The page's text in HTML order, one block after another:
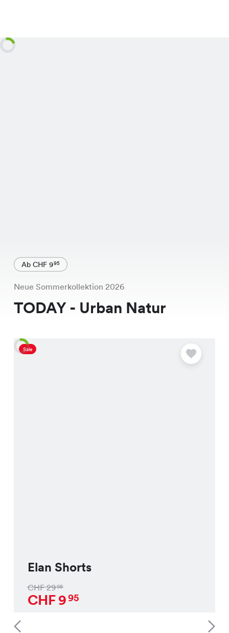
Ab CHF 995
Neue Sommerkollektion 2026
TODAY - Urban Natur
Sale
Elan Shorts
CHF2995
CHF995